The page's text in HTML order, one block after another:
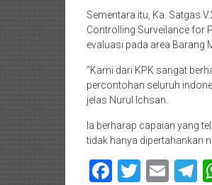
Sementara itu, Ka. Satgas
Controlling Surveilance for
evaluasi pada area Barang
“Kami dari KPK sangat
percontohan seluruh
jelas Nurul Ichsan.
Ia berharap capaian yang
tidak hanya dipertahankan
Facebook
Twitter